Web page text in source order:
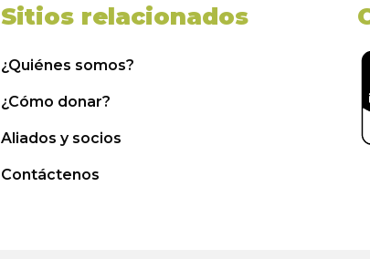
Sitios relacionados
¿Quiénes somos?
¿Cómo donar?
Aliados y socios
Contáctenos